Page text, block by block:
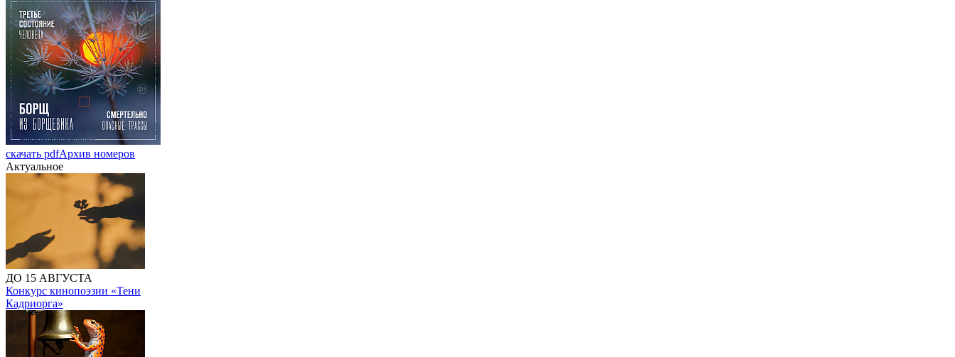
скачать pdfАрхив номеров
Актуальное
ДО 15 АВГУСТА
Конкурс кинопоэзии «Тени
Кадриорга»